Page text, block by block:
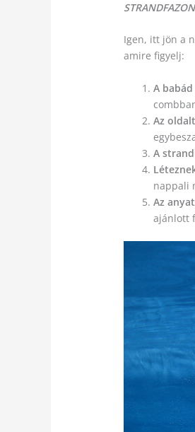
STRANDFAZON
Igen, itt jön a
amire figyelj:
A
Az
A
nappali
Az
ajánlott